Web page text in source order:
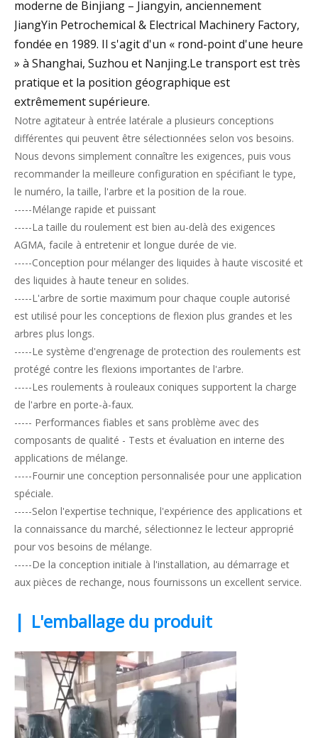
moderne de Binjiang – Jiangyin, anciennement
JiangYin Petrochemical & Electrical Machinery Factory,
fondée en 1989. Il s'agit d'un « rond-point d'une heure
» à Shanghai, Suzhou et Nanjing.Le transport est très
pratique et la position géographique est
extrêmement supérieure.
Notre agitateur à entrée latérale a plusieurs conceptions
différentes qui peuvent être sélectionnées selon vos besoins.
Nous devons simplement connaître les exigences, puis vous
recommander la meilleure configuration en spécifiant le type,
le numéro, la taille, l'arbre et la position de la roue.
-----Mélange rapide et puissant
-----La taille du roulement est bien au-delà des exigences
AGMA, facile à entretenir et longue durée de vie.
-----Conception pour mélanger des liquides à haute viscosité et
des liquides à haute teneur en solides.
-----L'arbre de sortie maximum pour chaque couple autorisé
est utilisé pour les conceptions de flexion plus grandes et les
arbres plus longs.
-----Le système d'engrenage de protection des roulements est
protégé contre les flexions importantes de l'arbre.
-----Les roulements à rouleaux coniques supportent la charge
de l'arbre en porte-à-faux.
----- Performances fiables et sans problème avec des
composants de qualité - Tests et évaluation en interne des
applications de mélange.
-----Fournir une conception personnalisée pour une application
spéciale.
-----Selon l'expertise technique, l'expérience des applications et
la connaissance du marché, sélectionnez le lecteur approprié
pour vos besoins de mélange.
-----De la conception initiale à l'installation, au démarrage et
aux pièces de rechange, nous fournissons un excellent service.
| L'emballage du produit